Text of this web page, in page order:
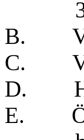
3.
B.
C.
D.
E.